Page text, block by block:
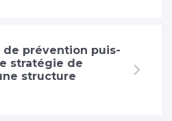
prévention puis-
stratégie de
structure